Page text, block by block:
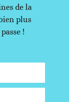
de la
plus
!